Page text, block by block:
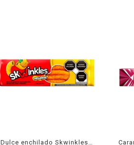
Dulce enchilado Skwinkles